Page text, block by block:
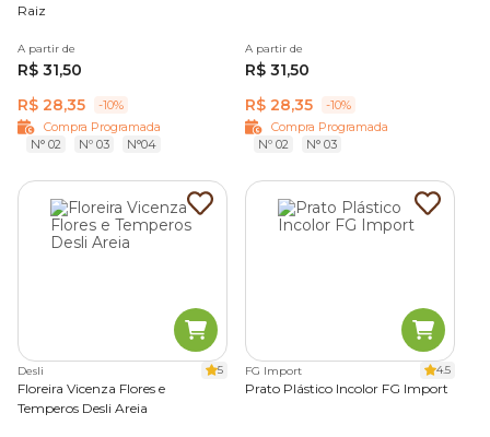
Raiz
A partir de
R$ 31,50
R$ 28,35
-10%
Compra Programada
N° 02
Nº 03 N°04
A partir de
R$ 31,50
R$ 28,35
-10%
Compra Programada
Nº 02
N° 03
Desli 5
Floreira Vicenza Flores e
Temperos Desli Areia
FG Import 4.5
Prato Plástico Incolor FG Import